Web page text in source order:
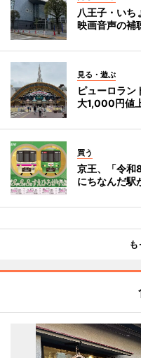
八王子・い
映画音声の補
見る・遊ぶ
ピューロラ
大1,000円値
買う
京王、「令
にちなんだ駅
も